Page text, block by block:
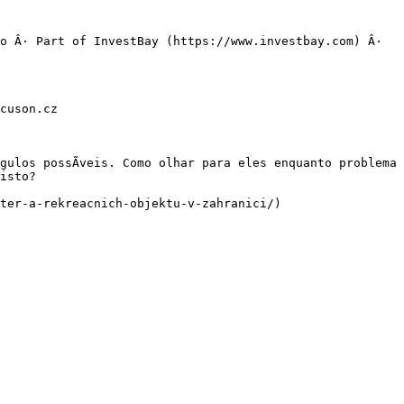
Â· Part of InvestBay (https://www.investbay.com) Â·
possÃ­veis. Como olhar para eles enquanto problema
a-rekreacnich-objektu-v-zahranici/)